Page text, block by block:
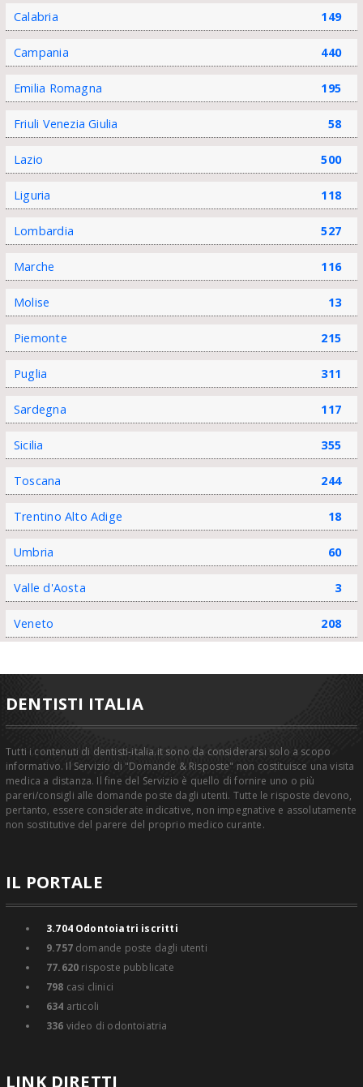
Calabria 149
Campania 440
Emilia Romagna 195
Friuli Venezia Giulia 58
Lazio 500
Liguria 118
Lombardia 527
Marche 116
Molise 13
Piemonte 215
Puglia 311
Sardegna 117
Sicilia 355
Toscana 244
Trentino Alto Adige 18
Umbria 60
Valle d'Aosta 3
Veneto 208
DENTISTI ITALIA
Tutti i contenuti di dentisti-italia.it sono da considerarsi solo a scopo
informativo. Il Servizio di "Domande & Risposte" non costituisce una visita
medica a distanza. Il fine del Servizio è quello di fornire uno o più
pareri/consigli alle domande poste dagli utenti. Tutte le risposte devono,
pertanto, essere considerate indicative, non impegnative e assolutamente
non sostitutive del parere del proprio medico curante.
IL PORTALE
3.704Odontoiatri iscritti
9.757domande poste dagli utenti
77.620 risposte pubblicate
798 casi clinici
634 articoli
336 video di odontoiatria
LINK DIRETTI